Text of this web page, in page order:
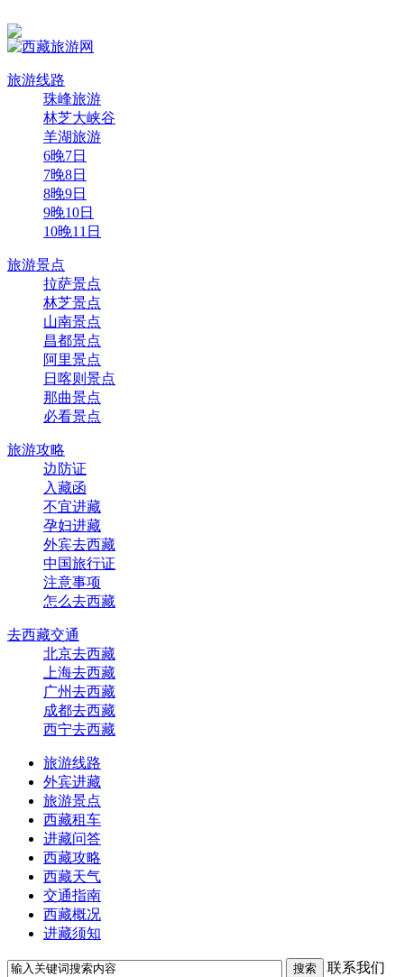
旅游线路
珠峰旅游
林芝大峡谷
羊湖旅游
6晚7日
7晚8日
8晚9日
9晚10日
10晚11日
旅游景点
拉萨景点
林芝景点
山南景点
昌都景点
阿里景点
日喀则景点
那曲景点
必看景点
旅游攻略
边防证
入藏函
不宜进藏
孕妇进藏
外宾去西藏
中国旅行证
注意事项
怎么去西藏
去西藏交通
北京去西藏
上海去西藏
广州去西藏
成都去西藏
西宁去西藏
旅游线路
外宾进藏
旅游景点
西藏租车
进藏问答
西藏攻略
西藏天气
交通指南
西藏概况
进藏须知
搜索 联系我们